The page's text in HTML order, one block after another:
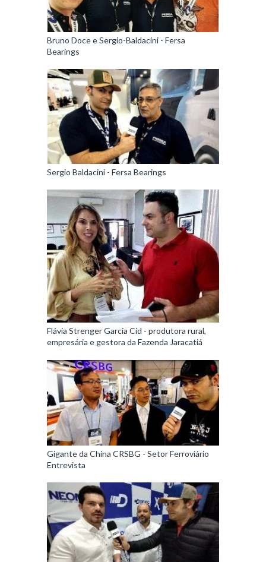
Bruno Doce e Sergio-Baldacini - Fersa
Bearings
Sergio Baldacini - Fersa Bearings
Flávia Strenger Garcia Cid - produtora rural,
empresária e gestora da Fazenda Jaracatiá
Gigante da China CRSBG - Setor Ferroviário
Entrevista